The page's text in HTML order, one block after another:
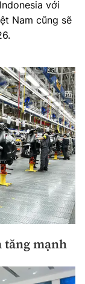
với
Nam cũng sẽ
tăng mạnh